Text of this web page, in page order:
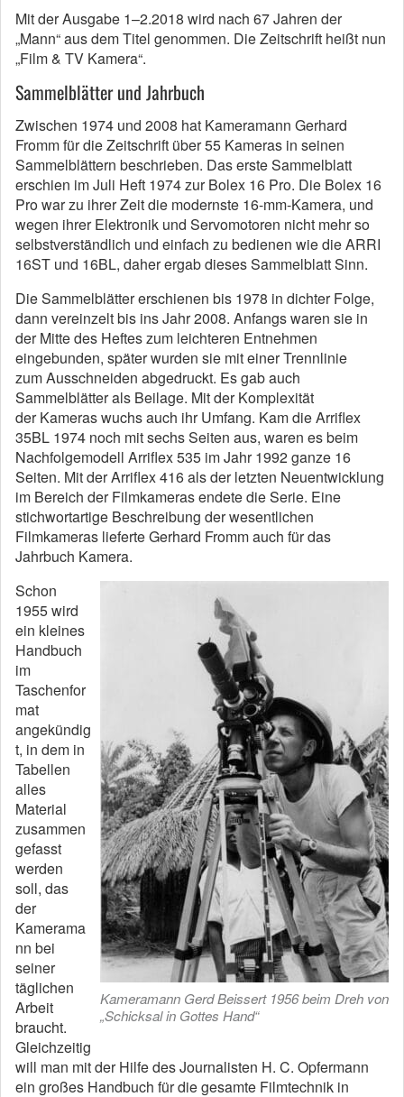
Mit der Ausgabe 1–2.2018 wird nach 67 Jahren der
„Mann“ aus dem Titel genommen. Die Zeitschrift heißt nun
„Film & TV Kamera“.
Sammelblätter und Jahrbuch
Zwischen 1974 und 2008 hat Kameramann Gerhard
Fromm für die Zeitschrift über 55 Kameras in seinen
Sammelblättern beschrieben. Das erste Sammelblatt
erschien im Juli Heft 1974 zur Bolex 16 Pro. Die Bolex 16
Pro war zu ihrer Zeit die modernste 16-mm-Kamera, und
wegen ihrer Elektronik und Servomotoren nicht mehr so
selbstverständlich und einfach zu bedienen wie die ARRI
16ST und 16BL, daher ergab dieses Sammelblatt Sinn.
Die Sammelblätter erschienen bis 1978 in dichter Folge,
dann vereinzelt bis ins Jahr 2008. Anfangs waren sie in
der Mitte des Heftes zum leichteren Entnehmen
eingebunden, später wurden sie mit einer Trennlinie
zum Ausschneiden abgedruckt. Es gab auch
Sammelblätter als Beilage. Mit der Komplexität
der Kameras wuchs auch ihr Umfang. Kam die Arriflex
35BL 1974 noch mit sechs Seiten aus, waren es beim
Nachfolgemodell Arriflex 535 im Jahr 1992 ganze 16
Seiten. Mit der Arriflex 416 als der letzten Neuentwicklung
im Bereich der Filmkameras endete die Serie. Eine
stichwortartige Beschreibung der wesentlichen
Filmkameras lieferte Gerhard Fromm auch für das
Jahrbuch Kamera.
Kameramann Gerd Beissert 1956 beim Dreh von
„Schicksal in Gottes Hand“
Schon
1955 wird
ein kleines
Handbuch
im
Taschenfor
mat
angekündig
t, in dem in
Tabellen
alles
Material
zusammen
gefasst
werden
soll, das
der
Kamerama
nn bei
seiner
täglichen
Arbeit
braucht.
Gleichzeitig
will man mit der Hilfe des Journalisten H. C. Opfermann
ein großes Handbuch für die gesamte Filmtechnik in